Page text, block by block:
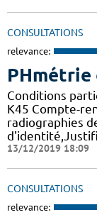
CONSULTATIONS
relevance:
PHmétrie
Conditions
K45 Compte-
radiographies
13/12/2019 18:09
CONSULTATIONS
relevance: